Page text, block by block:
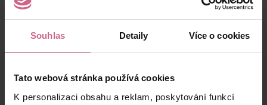
Souhlas Detaily Více o cookies
Tato webová stránka používá cookies
K personalizaci obsahu a reklam, poskytování funkcí